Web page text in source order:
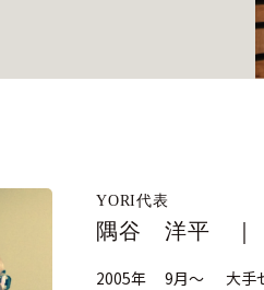
YORI代表
隅谷 洋平 ｜
2005年 9月～大手